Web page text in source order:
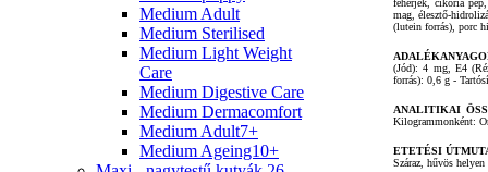
Medium Adult
Medium Sterilised
Medium Light Weight
Care
Medium Digestive Care
Medium Dermacomfort
Medium Adult7+
Medium Ageing10+
fehérjék, cikória
mag, élesztő-
(lutein forrás), porc
(Jód): 4 mg, E4
forrás): 0,6 g -
ANALITIKAI
Kilogrammonként:
ETETÉSI
Száraz, hűvös helyen